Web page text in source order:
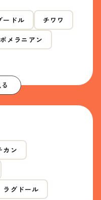
ードル チワワ
ポメラニアン
カン
ラグドール